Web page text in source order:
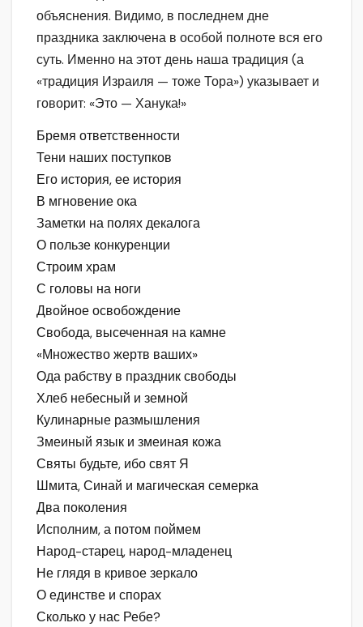
объяснения. Видимо, в последнем дне
праздника заключена в особой полноте вся его
суть. Именно на этот день наша традиция (а
«традиция Израиля — тоже Тора») указывает и
говорит: «Это — Ханука!»
Бремя ответственности
Тени наших поступков
Его история, ее история
В мгновение ока
Заметки на полях декалога
О пользе конкуренции
Строим храм
С головы на ноги
Двойное освобождение
Свобода, высеченная на камне
«Множество жертв ваших»
Ода рабству в праздник свободы
Хлеб небесный и земной
Кулинарные размышления
Змеиный язык и змеиная кожа
Святы будьте, ибо свят Я
Шмита, Синай и магическая семерка
Два поколения
Исполним, а потом поймем
Народ-старец, народ-младенец
Не глядя в кривое зеркало
О единстве и спорах
Сколько у нас Ребе?